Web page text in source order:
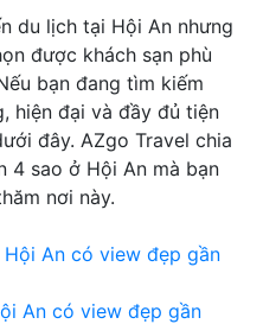
du lịch tại Hội An nhưng
được khách sạn phù
bạn đang tìm kiếm
hiện đại và đầy đủ tiện
đây. AZgo Travel chia
4 sao ở Hội An mà bạn
nơi này.
An có view đẹp gần